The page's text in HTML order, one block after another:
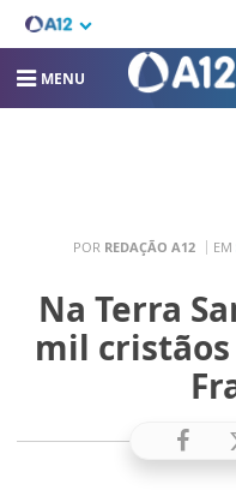
MENU
POR REDAÇÃO A12 EM
Na Terra
mil